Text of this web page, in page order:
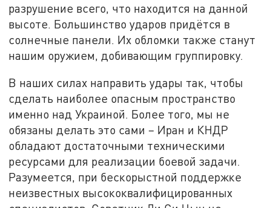
разрушение всего, что находится на данной
высоте. Большинство ударов придётся в
солнечные панели. Их обломки также станут
нашим оружием, добивающим группировку.
В наших силах направить удары так, чтобы
сделать наиболее опасным пространство
именно над Украиной. Более того, мы не
обязаны делать это сами – Иран и КНДР
обладают достаточными техническими
ресурсами для реализации боевой задачи.
Разумеется, при бескорыстной поддержке
неизвестных высококвалифицированных